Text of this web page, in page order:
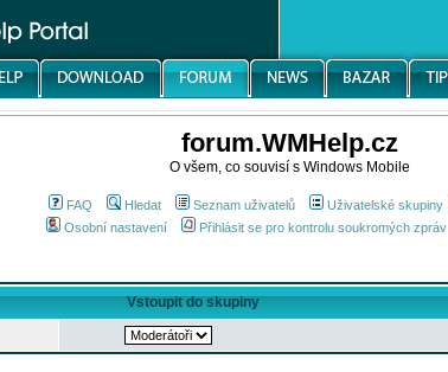
forum.WMHelp.cz
O všem, co souvisí s Windows Mobile
FAQ Hledat Seznam uživatelů Uživatelské skupiny
Osobní nastavení
Přihlásit se pro kontrolu soukromých zpráv
Vstoupit do skupiny